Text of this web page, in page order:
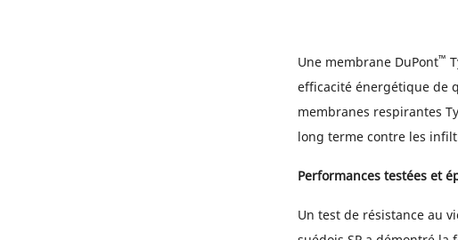
Une membrane DuPont™
efficacité énergétique de
membranes respirantes
long terme contre les
Performances testées et
Un test de résistance au